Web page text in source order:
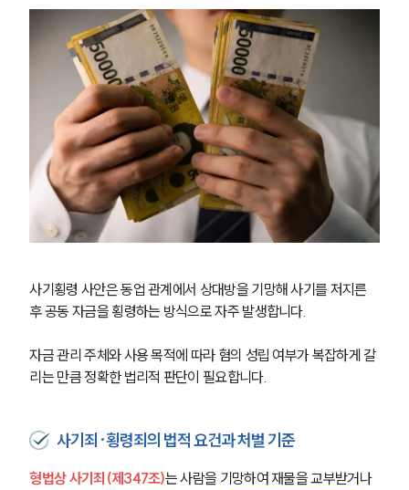
사기횡령 사안은 동업 관계에서 상대방을 기망해 사기를 저지른
후 공동 자금을 횡령하는 방식으로 자주 발생합니다.
자금 관리 주체와 사용 목적에 따라 혐의 성립 여부가 복잡하게 갈
리는 만큼 정확한 법리적 판단이 필요합니다.
사기죄·횡령죄의 법적 요건과 처벌 기준
형법상 사기죄(제347조)는 사람을 기망하여 재물을 교부받거나